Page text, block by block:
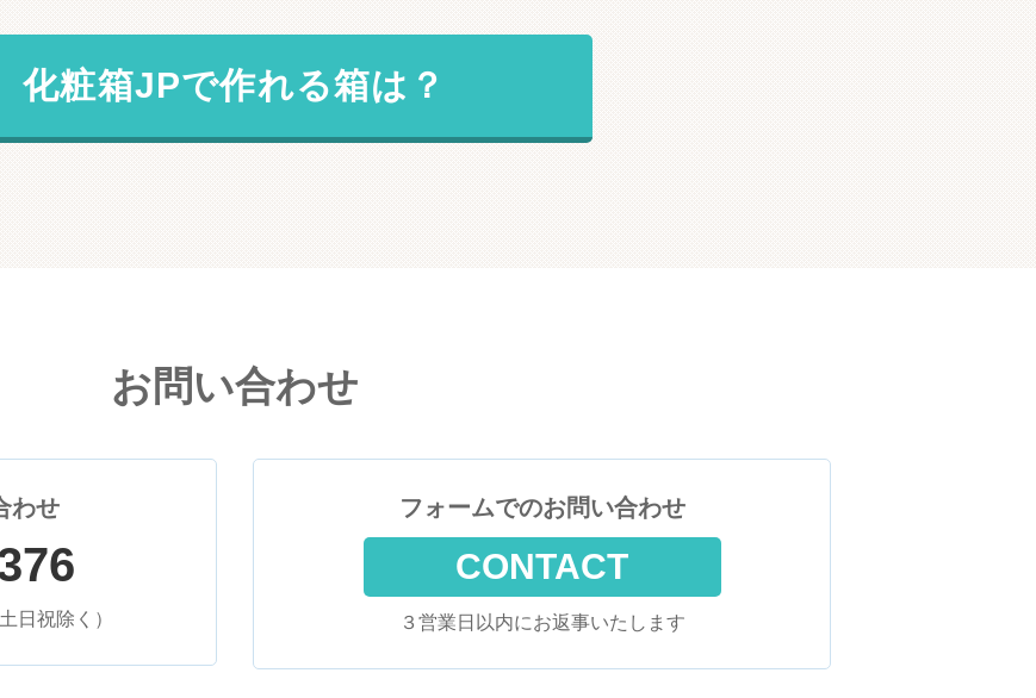
化粧箱JPで作れる箱は？
お問い合わせ
わせ
日祝除く）
フォームでのお問い合わせ
CONTACT
３営業日以内にお返事いたします